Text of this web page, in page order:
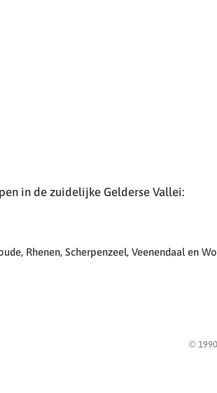
in de zuidelijke Gelderse Vallei:
Rhenen, Scherpenzeel, Veenendaal en
©